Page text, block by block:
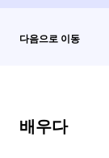
다음으로 이동
배우다